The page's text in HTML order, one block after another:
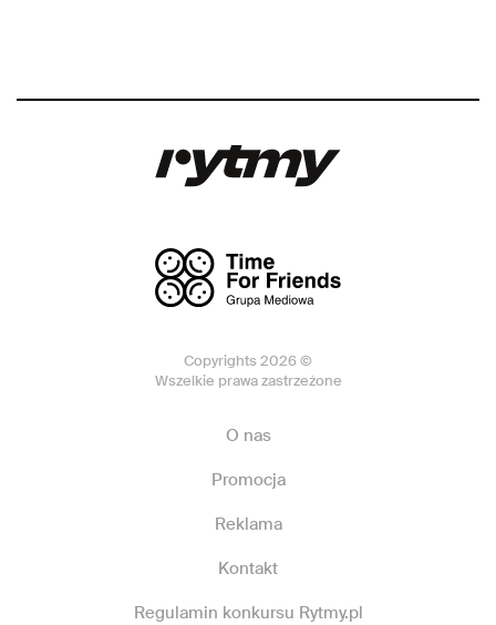
Copyrights 2026 ©
Wszelkie prawa zastrzeżone
O nas
Promocja
Reklama
Kontakt
Regulamin konkursu Rytmy.pl